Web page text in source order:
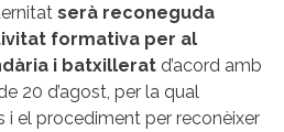
serà reconeguda
formativa per al
i batxillerat d’acord amb
20 d’agost, per la qual
i el procediment per reconèixer